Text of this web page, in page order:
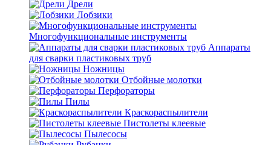
Дрели
Лобзики
Многофункциональные инструменты
Аппараты
для сварки пластиковых труб
Ножницы
Отбойные молотки
Перфораторы
Пилы
Краскораспылители
Пистолеты клеевые
Пылесосы